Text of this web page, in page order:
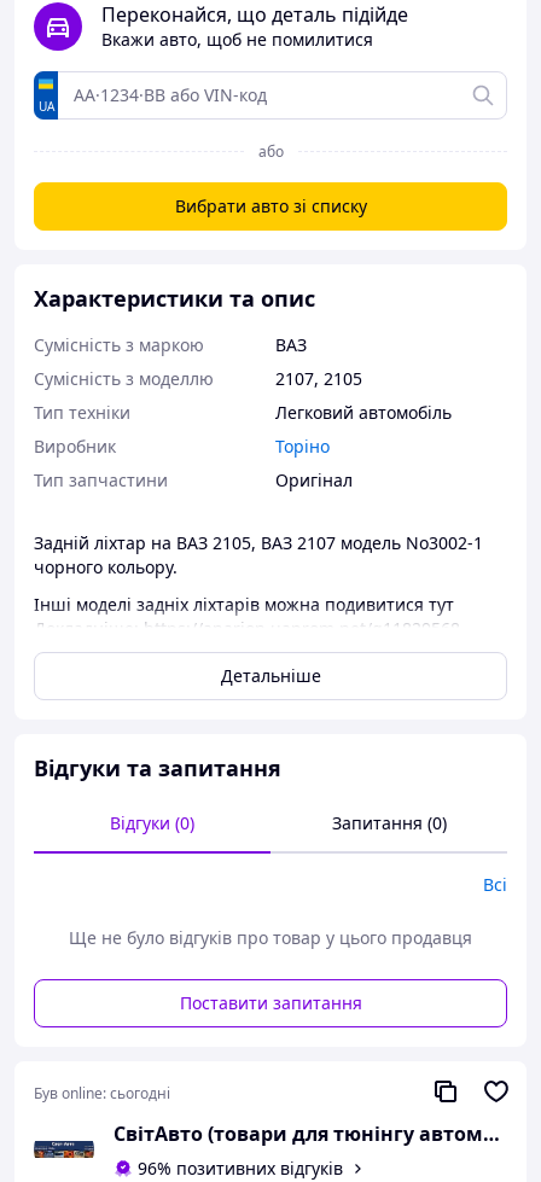
Переконайся, що деталь підійде
Вкажи авто, щоб не помилитися
UA
або
Вибрати авто зі списку
Характеристики та опис
Сумісність з маркою
ВАЗ
Сумісність з моделлю
2107, 2105
Тип техніки
Легковий автомобіль
Виробник
Торіно
Тип запчастини
Оригінал
Задній ліхтар на ВАЗ 2105, ВАЗ 2107 модель No3002-1
чорного кольору.
Інші моделі задніх ліхтарів можна подивитися тут
Докладніше: https://anarion.uaprom.net/g11829568-
zadnie-fonari-vaz
Детальніше
Відгуки та запитання
Відгуки (0) Запитання (0)
Всі
Ще не було відгуків про товар у цього продавця
Поставити запитання
Був online:сьогодні
СвітАвто (товари для тюнінгу автомобілів ВАЗ)
96% позитивних відгуків